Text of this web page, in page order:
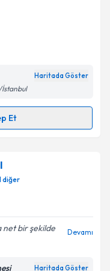
Haritada Göster
İstanbul
Et
talebi
almanız için bir
bilgilendireceğiz.
diğer
net bir şekilde
Devamı
Haritada Göster